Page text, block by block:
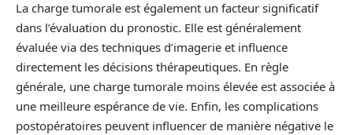
La charge tumorale est également un facteur significatif
dans l’évaluation du pronostic. Elle est généralement
évaluée via des techniques d’imagerie et influence
directement les décisions thérapeutiques. En règle
générale, une charge tumorale moins élevée est associée à
une meilleure espérance de vie. Enfin, les complications
postopératoires peuvent influencer de manière négative le